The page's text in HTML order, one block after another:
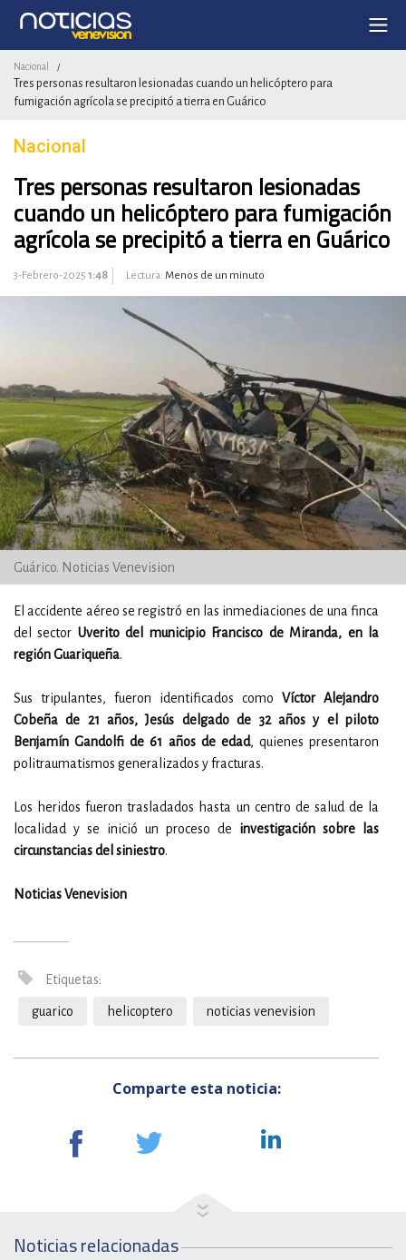
Nacional /
Tres personas resultaron lesionadas cuando un helicóptero para
fumigación agrícola se precipitó a tierra en Guárico
Nacional
Tres personas resultaron lesionadas
cuando un helicóptero para fumigación
agrícola se precipitó a tierra en Guárico
3-Febrero-2025 1:48 Lectura: Menos de un minuto
Guárico. Noticias Venevision
El accidente aéreo se registró en las inmediaciones de una finca
del sector Uverito del municipio Francisco de Miranda, en la
región Guariqueña.
Sus tripulantes, fueron identificados como Víctor Alejandro
Cobeña de 21 años, Jesús delgado de 32 años y el piloto
Benjamín Gandolfi de 61 años de edad, quienes presentaron
politraumatismos generalizados y fracturas.
Los heridos fueron trasladados hasta un centro de salud de la
localidad y se inició un proceso de investigación sobre las
circunstancias del siniestro.
Noticias Venevision
Etiquetas:
guarico helicoptero noticias venevision
Comparte esta noticia:
Noticias relacionadas